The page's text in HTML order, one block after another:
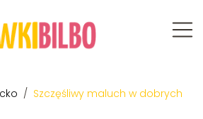
/ Szczęśliwy maluch w dobrych